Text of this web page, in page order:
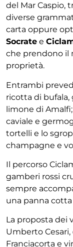
del Mar Caspio,
diverse
carta oppure
Socrate e
che prendono il
proprietà.
Entrambi
ricotta di bufala,
limone di
caviale e
tortelli e lo
champagne e
Il percorso
gamberi rossi
sempre
una panna cotta
La proposta dei
Umberto
Franciacorta e